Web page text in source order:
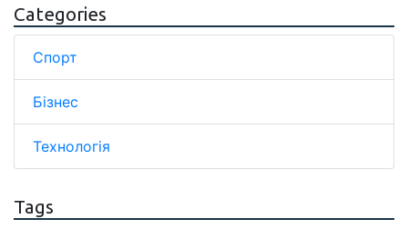
Categories
Спорт
Бізнес
Технологія
Tags